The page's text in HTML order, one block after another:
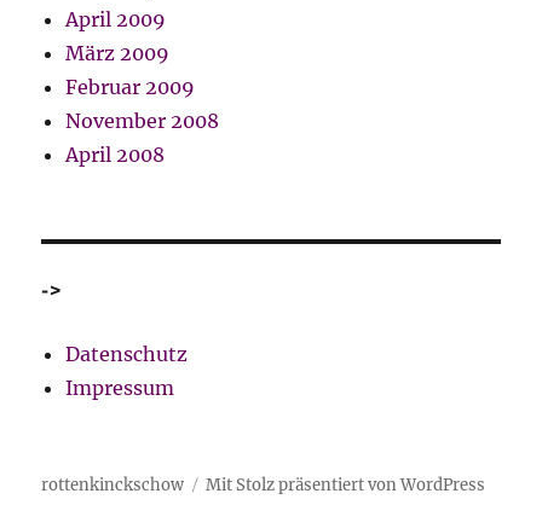
April 2009
März 2009
Februar 2009
November 2008
April 2008
->
Datenschutz
Impressum
rottenkinckschow Mit Stolz präsentiert von WordPress